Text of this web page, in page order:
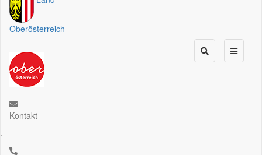
Oberösterreich
Kontakt
.